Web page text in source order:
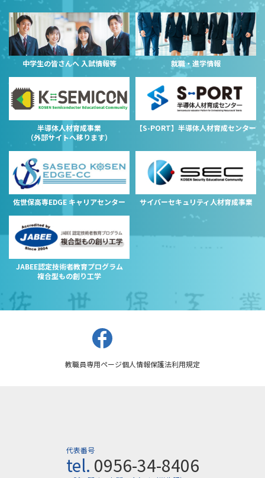
中学生の皆さんへ 入試情報等 就職・進学情報
半導体人材育成事業
（外部サイトへ移ります）
【S-PORT】半導体人材育成センター
佐世保高専EDGE キャリアセンター サイバーセキュリティ人材育成事業
JABEE認定技術者教育プログラム
複合型もの創り工学
教職員専用ページ個人情報保護法利用規定
代表番号
tel. 0956-34-8406